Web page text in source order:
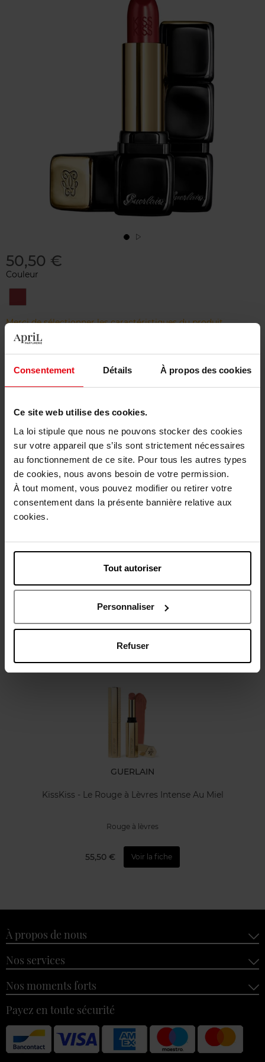
Consentement Détails À propos des cookies
Ce site web utilise des cookies.
La loi stipule que nous ne pouvons stocker des cookies
sur votre appareil que s’ils sont strictement nécessaires
au fonctionnement de ce site. Pour tous les autres types
de cookies, nous avons besoin de votre permission.
À tout moment, vous pouvez modifier ou retirer votre
consentement dans la présente bannière relative aux
cookies.
Tout autoriser
Personnaliser
Refuser
50,50 €
Couleur
344
Sexy
Coral
Merci de sélectionner les caractéristiques du produit.
Retour gratuit dans votre magasin
Description
Caractéristiques
Oublié quelque chose ?
GUERLAIN
KissKiss - Le Rouge à Lèvres Intense Au Miel
Rouge à lèvres
55,50 € Voir la fiche
À propos de nous
Nos services
Nos moments forts
Payez en toute sécurité